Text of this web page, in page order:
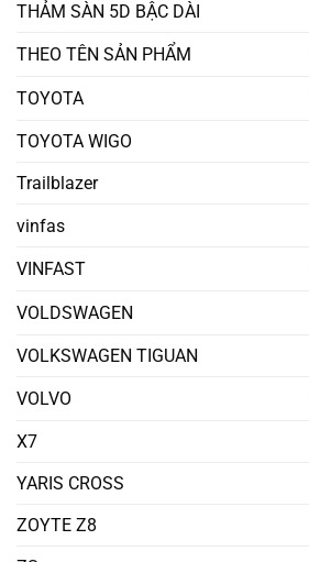
THẢM SÀN 5D BẬC DÀI
THEO TÊN SẢN PHẨM
TOYOTA
TOYOTA WIGO
Trailblazer
vinfas
VINFAST
VOLDSWAGEN
VOLKSWAGEN TIGUAN
VOLVO
X7
YARIS CROSS
ZOYTE Z8